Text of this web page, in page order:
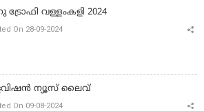
വള്ളംകളി 2024
On 28-09-2024
ന്യൂസ് ലൈവ്
On 09-08-2024